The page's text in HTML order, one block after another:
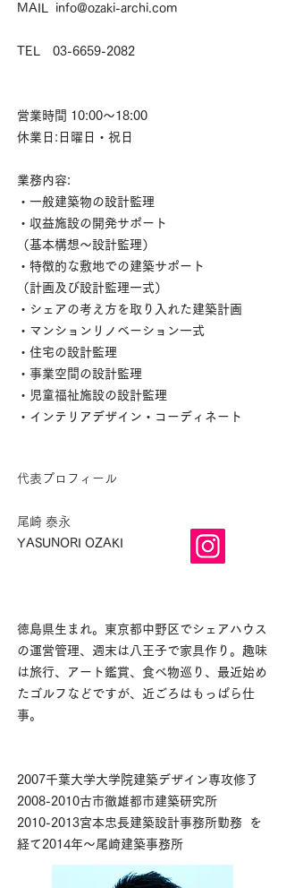
MAIL info@ozaki-archi.com
TEL 03-6659-2082
営業時間 10:00～18:00
休業日:日曜日・祝日
業務内容:
・一般建築物の設計監理
・収益施設の開発サポート
（基本構想～設計監理）
・特徴的な敷地での建築サポート
（計画及び設計監理一式）
・シェアの考え方を取り入れた建築計画
・マンションリノベーション一式
・住宅の設計監理
・事業空間の設計監理
​・児童福祉施設の設計監理
・インテリアデザイン・コーディネート
​代表プロフィール
尾崎 泰永
YASUNORI OZAKI
徳島県生まれ。東京都中野区でシェアハウス
の運営管理、週末は八王子で家具作り。趣味
は旅行、アート鑑賞、食べ物巡り、最近始め
たゴルフなどですが、近ごろはもっぱら仕
事。
2007千葉大学大学院建築デザイン専攻修了
2008-2010古市徹雄都市建築研究所
2010-2013宮本忠長建築設計事務所勤務 を
経て 2014年～尾崎建築事務所